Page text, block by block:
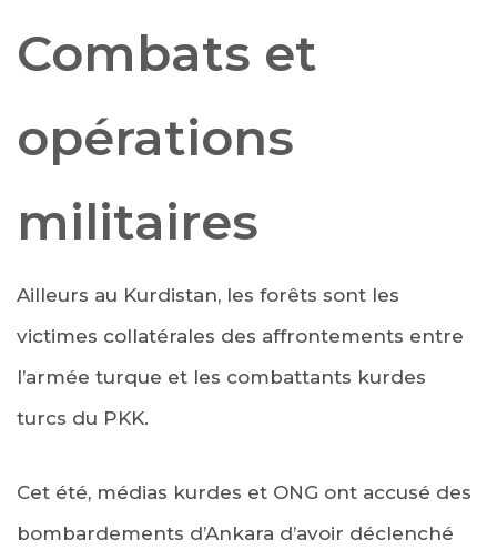
Combats et
opérations
militaires
Ailleurs au Kurdistan, les forêts sont les
victimes collatérales des affrontements entre
l’armée turque et les combattants kurdes
turcs du PKK.
Cet été, médias kurdes et ONG ont accusé des
bombardements d’Ankara d’avoir déclenché